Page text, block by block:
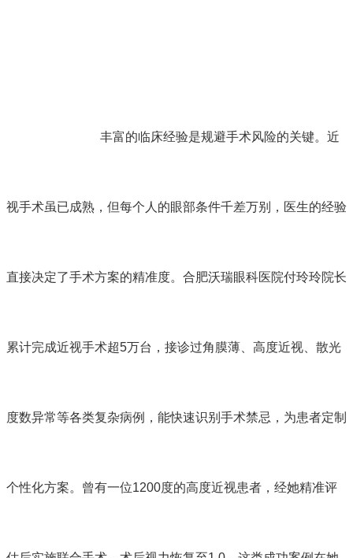
丰富的临床经验是规避手术风险的关键。近
视手术虽已成熟，但每个人的眼部条件千差万别，医生的经验
直接决定了手术方案的精准度。 合肥沃瑞眼科医院付玲玲院长
累计完成近视手术超5万台，接诊过角膜薄、高度近视、散光
度数异常等各类复杂病例，能快速识别手术禁忌，为患者定制
个性化方案。曾有一位1200度的高度近视患者，经她精准评